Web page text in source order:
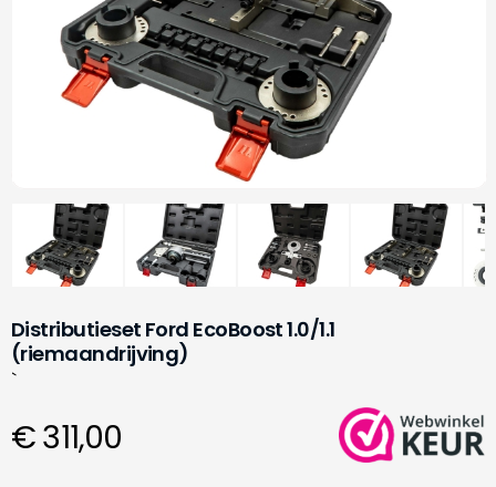
Distributieset Ford EcoBoost 1.0/1.1
(riemaandrijving)
`
€ 311,00